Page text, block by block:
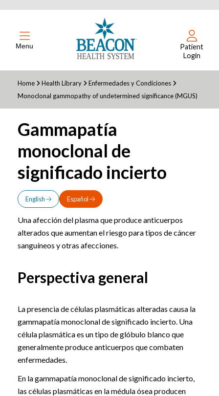
Menu
Patient
Login
Home Health Library
Enfermedades y Condiciones
Monoclonal gammopathy of undetermined significance (MGUS)
Gammapatía
monoclonal de
significado incierto
English Español
Una afección del plasma que produce anticuerpos
alterados que aumentan el riesgo para tipos de cáncer
sanguíneos y otras afecciones.
Perspectiva general
La presencia de células plasmáticas alteradas causa la
gammapatía monoclonal de significado incierto. Una
célula plasmática es un tipo de glóbulo blanco que
generalmente produce anticuerpos que combaten
enfermedades.
En la gammapatía monoclonal de significado incierto,
las células plasmáticas en la médula ósea producen